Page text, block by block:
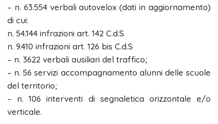
– n. 63.554 verbali autovelox (dati in aggiornamento)
di cui:
n. 54.144 infrazioni art. 142 C.d.S
n. 9.410 infrazioni art. 126 bis C.d.S
– n. 3622 verbali ausiliari del traffico;
– n. 56 servizi accompagnamento alunni delle scuole
del territorio;
– n. 106 interventi di segnaletica orizzontale e/o
verticale.